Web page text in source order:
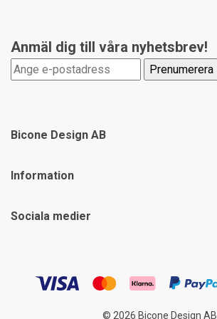
Anmäl dig till våra nyhetsbrev!
Bicone Design AB
Information
Sociala medier
© 2026 Bicone Design AB